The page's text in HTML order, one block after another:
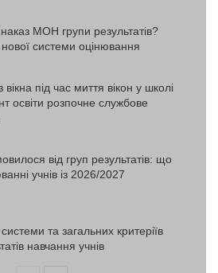
МОН групи результатів?
системи оцінювання
під час миття вікон у школі
освіти розпочне службове
від груп результатів: що
учнів із 2026/2027
та загальних критеріїв
навчання учнів